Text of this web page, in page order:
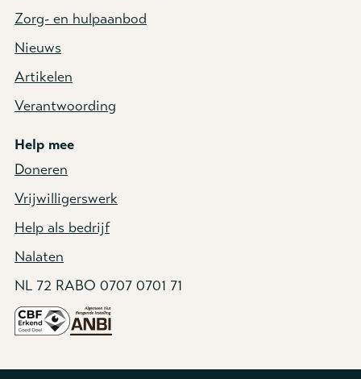
Zorg- en hulpaanbod
Nieuws
Artikelen
Verantwoording
Help mee
Doneren
Vrijwilligerswerk
Help als bedrijf
Nalaten
NL 72 RABO 0707 0701 71